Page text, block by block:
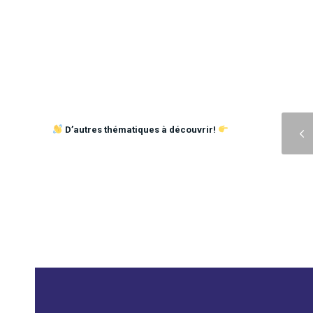
D’autres thématiques à découvrir!
Précédent